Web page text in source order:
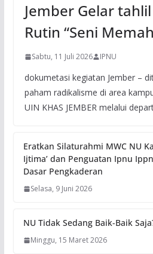
Jember Gelar
Rutin “Seni
Sabtu, 11 Juli 2026 IPNU
dokumetasi kegiatan Jember –
paham radikalisme di area
UIN KHAS JEMBER melalui
Eratkan Silaturahmi MWC NU
Ijtima’ dan Penguatan Ipnu
Dasar Pengkaderan
Selasa, 9 Juni 2026
NU Tidak Sedang Baik-Baik
Minggu, 15 Maret 2026